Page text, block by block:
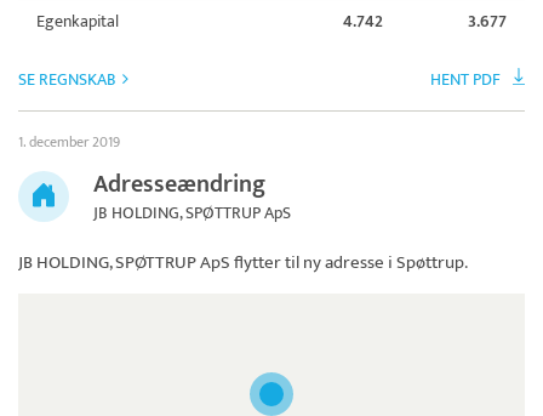
Egenkapital
4.742 3.677
SE REGNSKAB HENT PDF
1. december 2019
Adresseændring
JB HOLDING, SPØTTRUP ApS
JB HOLDING, SPØTTRUP ApSflytter til ny adresse i Spøttrup.